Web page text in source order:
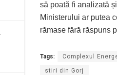
să poată fi analizată
Ministerului ar putea
rămase fără răspuns
Tags: Complexul
stiri din Gorj